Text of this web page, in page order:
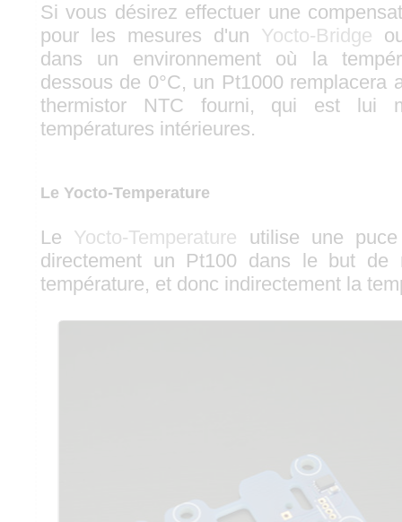
Si vous désirez effectuer une
pour les mesures d'un Yocto-Bridge
dans un environnement où la
dessous de 0°C, un Pt1000 remplacera
thermistor NTC fourni, qui est lui
températures intérieures.
Le Yocto-Temperature
Le Yocto-Temperature utilise une
directement un Pt100 dans le but de
température, et donc indirectement la